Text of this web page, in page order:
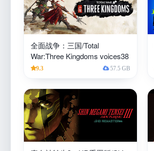
全面战争：三国/Total
War:Three Kingdoms voices38
9.3 57.5 GB